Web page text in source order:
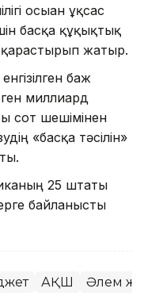
осыған ұқсас
басқа құқықтық
қарастырып жатыр.
баж
миллиард
сот шешімінен
«басқа тәсілін»
25 штаты
байланысты
АҚШ Әлем